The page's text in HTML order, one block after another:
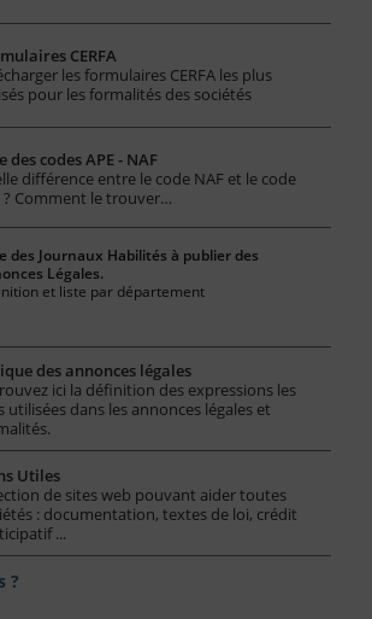
CERFA
les formulaires CERFA les plus
pour les formalités des sociétés
des codes APE - NAF
différence entre le code NAF et le code
? Comment le trouver…
des Journaux Habilités à publier des
Légales.
et liste par département
des annonces légales
ici la définition des expressions les
utilisées dans les annonces légales et
Utiles
de sites web pouvant aider toutes
: documentation, textes de loi, crédit
...
?